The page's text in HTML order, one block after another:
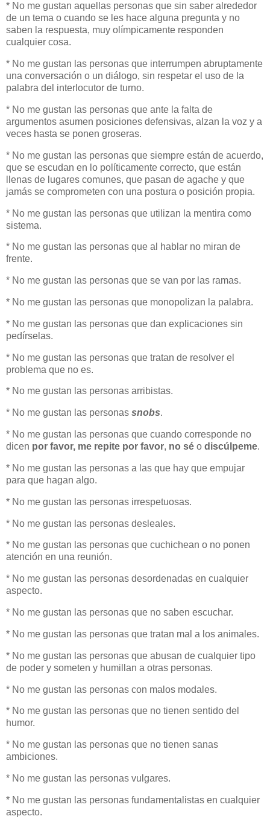
* No me gustan aquellas personas que sin saber alrededor
de un tema o cuando se les hace alguna pregunta y no
saben la respuesta, muy olímpicamente responden
cualquier cosa.
* No me gustan las personas que interrumpen abruptamente
una conversación o un diálogo, sin respetar el uso de la
palabra del interlocutor de turno.
* No me gustan las personas que ante la falta de
argumentos asumen posiciones defensivas, alzan la voz y a
veces hasta se ponen groseras.
* No me gustan las personas que siempre están de acuerdo,
que se escudan en lo políticamente correcto, que están
llenas de lugares comunes, que pasan de agache y que
jamás se comprometen con una postura o posición propia.
* No me gustan las personas que utilizan la mentira como
sistema.
* No me gustan las personas que al hablar no miran de
frente.
* No me gustan las personas que se van por las ramas.
* No me gustan las personas que monopolizan la palabra.
* No me gustan las personas que dan explicaciones sin
pedírselas.
* No me gustan las personas que tratan de resolver el
problema que no es.
* No me gustan las personas arribistas.
* No me gustan las personas snobs.
* No me gustan las personas que cuando corresponde no
dicen por favor, me repite por favor, no sé o discúlpeme.
* No me gustan las personas a las que hay que empujar
para que hagan algo.
* No me gustan las personas irrespetuosas.
* No me gustan las personas desleales.
* No me gustan las personas que cuchichean o no ponen
atención en una reunión.
* No me gustan las personas desordenadas en cualquier
aspecto.
* No me gustan las personas que no saben escuchar.
* No me gustan las personas que tratan mal a los animales.
* No me gustan las personas que abusan de cualquier tipo
de poder y someten y humillan a otras personas.
* No me gustan las personas con malos modales.
* No me gustan las personas que no tienen sentido del
humor.
* No me gustan las personas que no tienen sanas
ambiciones.
* No me gustan las personas vulgares.
* No me gustan las personas fundamentalistas en cualquier
aspecto.